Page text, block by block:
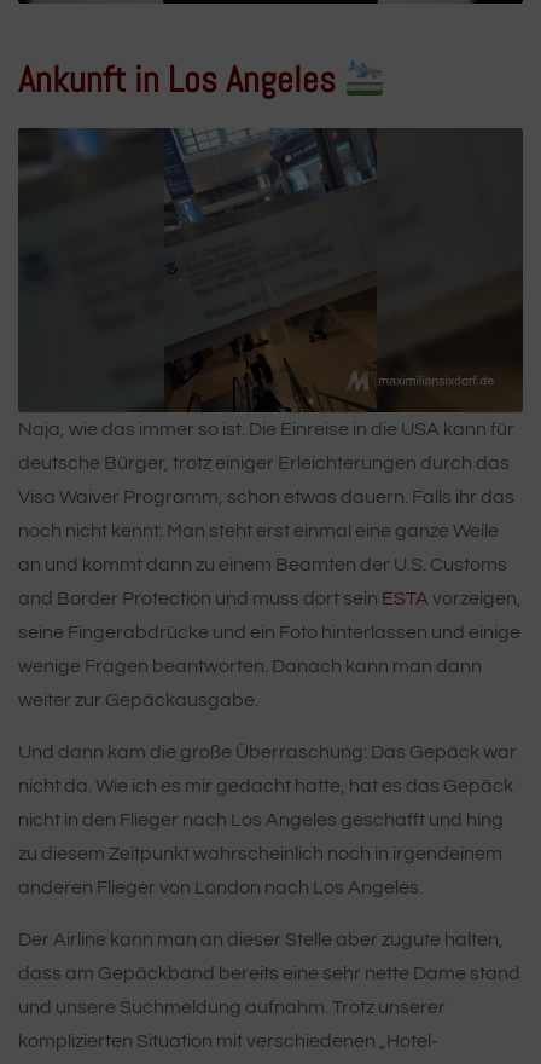
Ankunft in Los Angeles
Naja, wie das immer so ist. Die Einreise in die USA kann für
deutsche Bürger, trotz einiger Erleichterungen durch das
Visa Waiver Programm, schon etwas dauern. Falls ihr das
noch nicht kennt: Man steht erst einmal eine ganze Weile
an und kommt dann zu einem Beamten der U.S. Customs
and Border Protection und muss dort sein ESTA vorzeigen,
seine Fingerabdrücke und ein Foto hinterlassen und einige
wenige Fragen beantworten. Danach kann man dann
weiter zur Gepäckausgabe.
Und dann kam die große Überraschung: Das Gepäck war
nicht da. Wie ich es mir gedacht hatte, hat es das Gepäck
nicht in den Flieger nach Los Angeles geschafft und hing
zu diesem Zeitpunkt wahrscheinlich noch in irgendeinem
anderen Flieger von London nach Los Angeles.
Der Airline kann man an dieser Stelle aber zugute halten,
dass am Gepäckband bereits eine sehr nette Dame stand
und unsere Suchmeldung aufnahm. Trotz unserer
komplizierten Situation mit verschiedenen „Hotel-